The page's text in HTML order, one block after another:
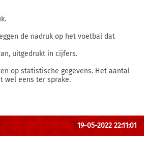
de nadruk op het voetbal dat
uitgedrukt in cijfers.
op statistische gegevens. Het aantal
wel eens ter sprake.
19-05-2022 22:11:01